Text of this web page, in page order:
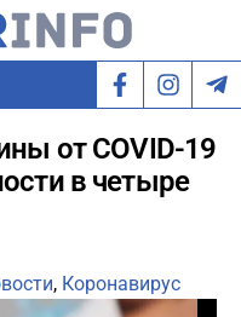
от COVID-19
в четыре
, Коронавирус